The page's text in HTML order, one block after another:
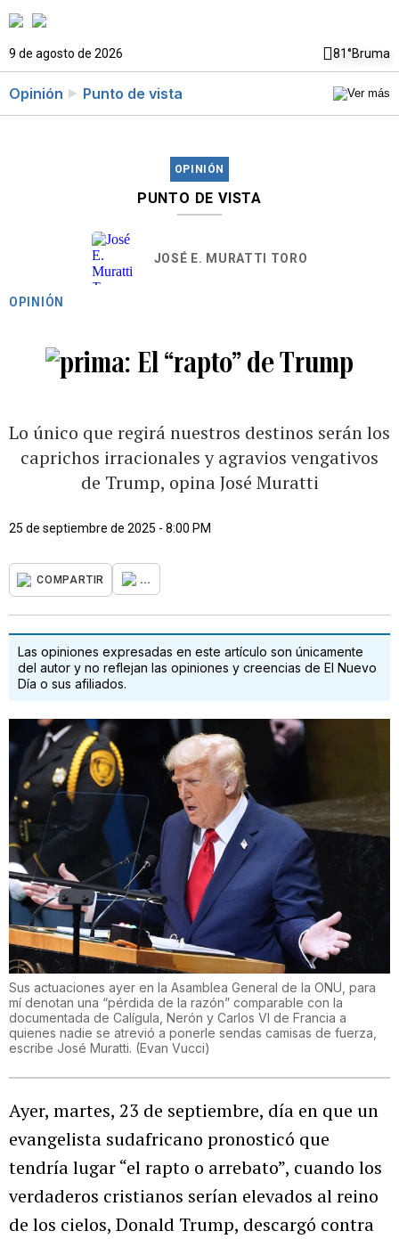
9 de agosto de 2026 81°Bruma
Opinión Punto de vista
OPINIÓN
PUNTO DE VISTA
JOSÉ E. MURATTI TORO
OPINIÓN
El “rapto” de Trump
Lo único que regirá nuestros destinos serán los
caprichos irracionales y agravios vengativos
de Trump, opina José Muratti
25 de septiembre de 2025 - 8:00 PM
COMPARTIR ...
Las opiniones expresadas en este artículo son únicamente
del autor y no reflejan las opiniones y creencias de El Nuevo
Día o sus afiliados.
Sus actuaciones ayer en la Asamblea General de la ONU, para
mí denotan una “pérdida de la razón” comparable con la
documentada de Calígula, Nerón y Carlos VI de Francia a
quienes nadie se atrevió a ponerle sendas camisas de fuerza,
escribe José Muratti. (Evan Vucci)
Ayer, martes, 23 de septiembre, día en que un
evangelista sudafricano pronosticó que
tendría lugar “el rapto o arrebato”, cuando los
verdaderos cristianos serían elevados al reino
de los cielos, Donald Trump, descargó contra